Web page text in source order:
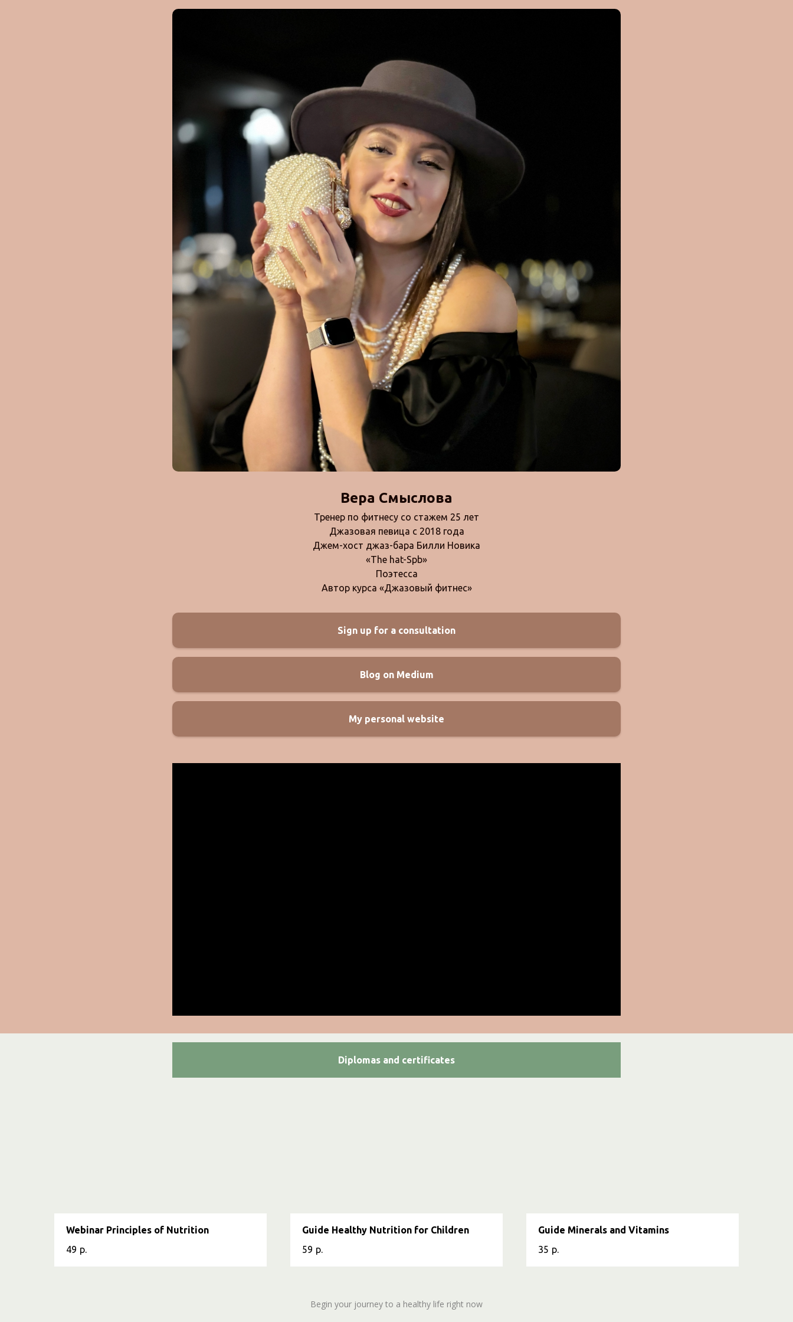
Вера Смыслова
Тренер по фитнесу со стажем 25 лет
Джазовая певица с 2018 года
Джем-хост джаз-бара Билли Новика
«The hat-Spb»
Поэтесса
Автор курса «Джазовый фитнес»
Sign up for a consultation
Blog on Medium
My personal website
Diplomas and certificates
Webinar Principles of Nutrition
49 р.
Guide Healthy Nutrition for Children
59 р.
Guide Minerals and Vitamins
35 р.
Begin your journey to a healthy life right now